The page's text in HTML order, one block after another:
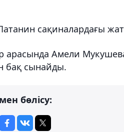
сақиналардағы
арасында Амели
бақ сынайды.
бөлісу: